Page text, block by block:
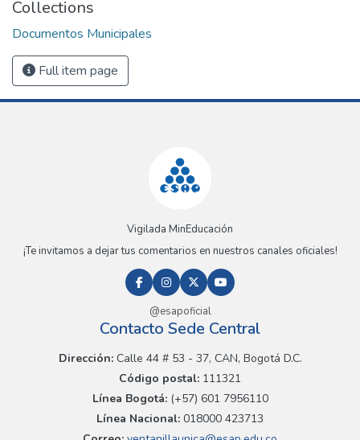
Collections
Documentos Municipales
Full item page
Vigilada MinEducación
¡Te invitamos a dejar tus comentarios en nuestros canales oficiales!
@esapoficial
Contacto Sede Central
Dirección:Calle 44 # 53 - 37, CAN, Bogotá D.C.
Código postal: 111321
Línea Bogotá:(+57) 601 7956110
Línea Nacional: 018000 423713